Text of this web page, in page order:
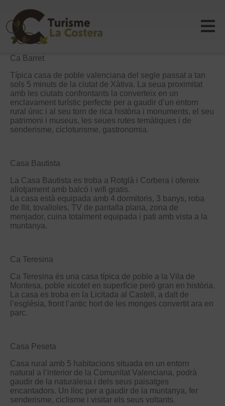
Ca Barret
Típica casa de poble valenciana del segle passat a tan
sols 5 minuts de la ciutat de Xàtiva. La seua proximitat
amb les ciutats confrontants la converteix en un
enclavament turístic perfecte per a gaudir d’un entorn
rural únic i al seu torn de rica història i monuments, el seu
patrimoni i museus, les seues rutes temàtiques i de
senderisme, cicloturisme, gastronomia.
Casa Bautista
La Casa Bautista es troba a Rotglà i Corbera i ofereix
allotjament amb balcó i wifi gratis.
La casa està equipada amb 4 dormitoris, 3 banys, roba
de llit, tovalloles, TV de pantalla plana, zona de
menjador, cuina totalment equipada i pati amb vista a la
muntanya.
Ca Teresina
Ca Teresina és una casa típica de poble a la Vila de
Montesa, poble xicotet en superfície però gran en història.
La casa es troba en la Licitada al Castell, a dalt de
l’església, front l’antic hort de les monges convertit ara en
parc.
Casa Peseta
Casa rural amb 5 habitacions situada en un entorn
natural a l’interior de la Comunitat Valenciana, podrà
gaudir de la naturalesa i dels seus paisatges
encantadors. Un lloc per a gaudir de la muntanya, fer
senderisme, ciclisme i visitar els seus voltants.